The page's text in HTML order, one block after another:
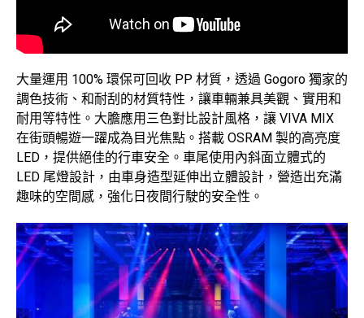
大量運用 100% 環保可回收 PP 材質，透過 Gogoro 獨家的
調色技術、和耐刮的材質特性，讓車輛兼具美觀、實用和
耐用等特性。大膽應用三色對比設計風格，讓 VIVA MIX
在街頭暢遊一躍成為目光焦點。搭載 OSRAM 製的高亮度
LED，提供絕佳的行車安全。車尾使用內斜面立體式的
LED 尾燈設計，由車身造型延伸出立體設計，營造出充滿
趣味的空間感，強化日夜間行駛的安全性。